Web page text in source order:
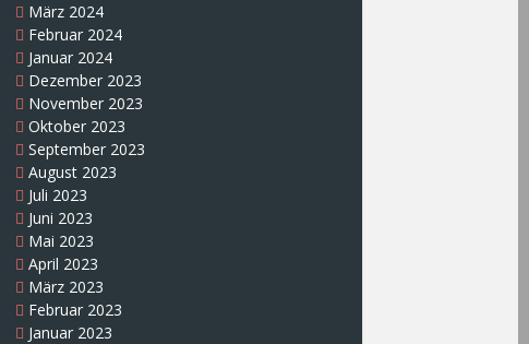
März 2024
Februar 2024
Januar 2024
Dezember 2023
November 2023
Oktober 2023
September 2023
August 2023
Juli 2023
Juni 2023
Mai 2023
April 2023
März 2023
Februar 2023
Januar 2023